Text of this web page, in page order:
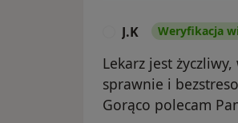
J.K Weryfikacja
Lekarz jest
sprawnie i
Gorąco polecam